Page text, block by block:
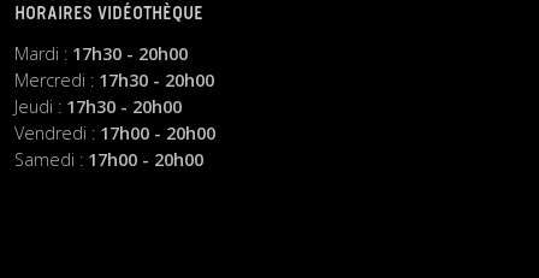
HORAIRES VIDÉOTHÈQUE
Mardi : 17h30 - 20h00
Mercredi : 17h30 - 20h00
Jeudi : 17h30 - 20h00
Vendredi : 17h00 - 20h00
Samedi : 17h00 - 20h00